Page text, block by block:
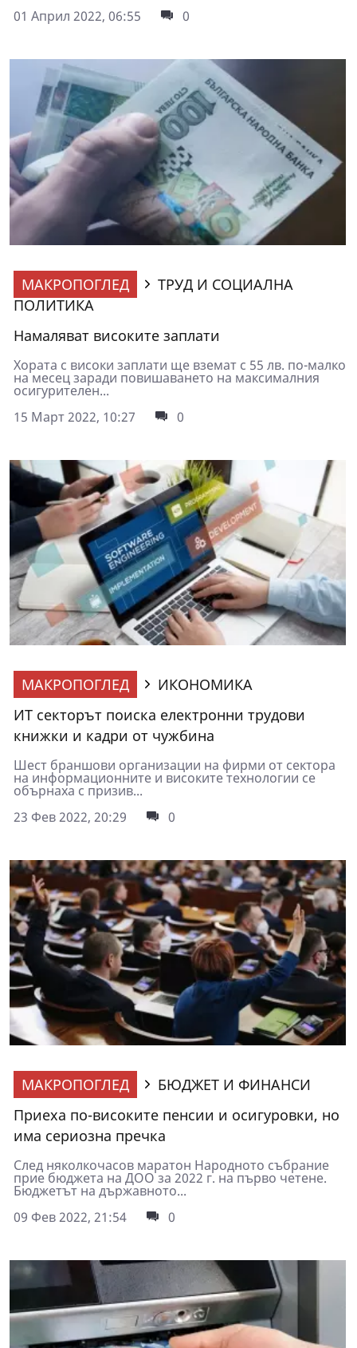
01 Април 2022, 06:55
0
МАКРОПОГЛЕД
ТРУД И СОЦИАЛНА
ПОЛИТИКА
Намаляват високите заплати
Хората с високи заплати ще вземат с 55 лв. по-малко
на месец заради повишаването на максималния
осигурителен...
15 Март 2022, 10:27
0
МАКРОПОГЛЕД
ИКОНОМИКА
ИТ секторът поиска електронни трудови
книжки и кадри от чужбина
Шест браншови организации на фирми от сектора
на информационните и високите технологии се
обърнаха с призив...
23 Фев 2022, 20:29
0
МАКРОПОГЛЕД
БЮДЖЕТ И ФИНАНСИ
Приеха по-високите пенсии и осигуровки, но
има сериозна пречка
След няколкочасов маратон Народното събрание
прие бюджета на ДОО за 2022 г. на първо четене.
Бюджетът на държавното...
09 Фев 2022, 21:54
0